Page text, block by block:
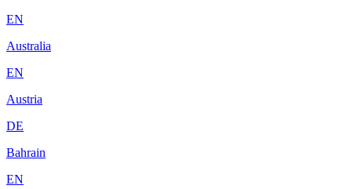
EN
Australia
EN
Austria
DE
Bahrain
EN